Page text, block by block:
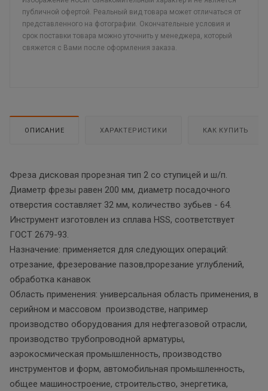
публичной офертой. Реальный вид товара может отличаться от
представленного на фотографии. Окончательные условия и
срок поставки товара можно уточнить у менеджера, который
свяжется с Вами после оформления заказа.
ОПИСАНИЕ ХАРАКТЕРИСТИКИ КАК КУПИТЬ
Фреза дисковая прорезная тип 2 со ступицей и ш/п.
Диаметр фрезы равен 200 мм, диаметр посадочного
отверстия составляет 32 мм, количество зубьев - 64.
Инструмент изготовлен из сплава HSS, соответствует
ГОСТ 2679-93.
Назначение: применяется для следующих операций:
отрезание, фрезерование пазов,прорезание углублений,
обработка канавок
Область применения: универсальная область применения, в
серийном и массовом производстве, например
производство оборудования для нефтегазовой отрасли,
производство трубопроводной арматуры,
аэрокосмическая промышленность, производство
инструментов и форм, автомобильная промышленность,
общее машиностроение, строительство, энергетика,